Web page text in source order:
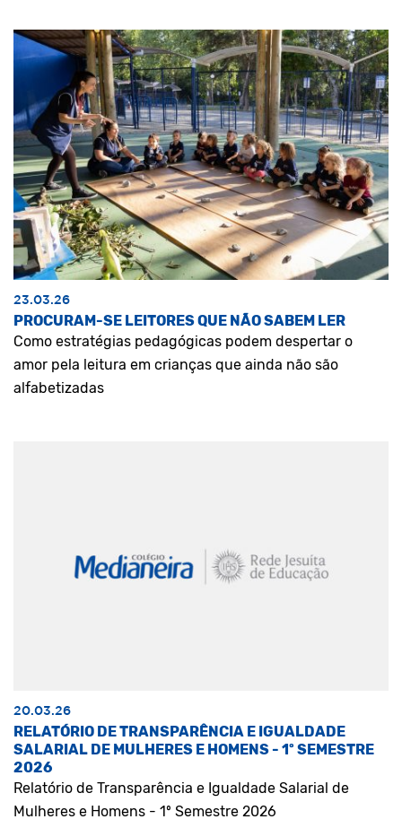
23.03.26
PROCURAM-SE LEITORES QUE NÃO SABEM LER
Como estratégias pedagógicas podem despertar o
amor pela leitura em crianças que ainda não são
alfabetizadas
20.03.26
RELATÓRIO DE TRANSPARÊNCIA E IGUALDADE
SALARIAL DE MULHERES E HOMENS - 1º SEMESTRE
2026
Relatório de Transparência e Igualdade Salarial de
Mulheres e Homens - 1º Semestre 2026